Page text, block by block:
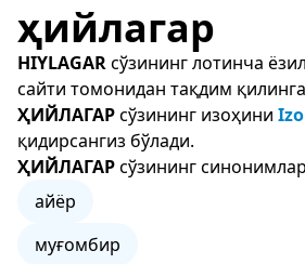
ҳийлагар
HIYLAGARсўзининг лотинча
сайти томонидан тақдим
ҲИЙЛАГАРсўзининг изоҳини
қидирсангиз бўлади.
ҲИЙЛАГАРсўзининг
айёр
муғомбир